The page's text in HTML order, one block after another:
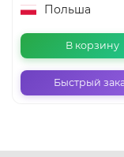
Польша
В корзину
Быстрый